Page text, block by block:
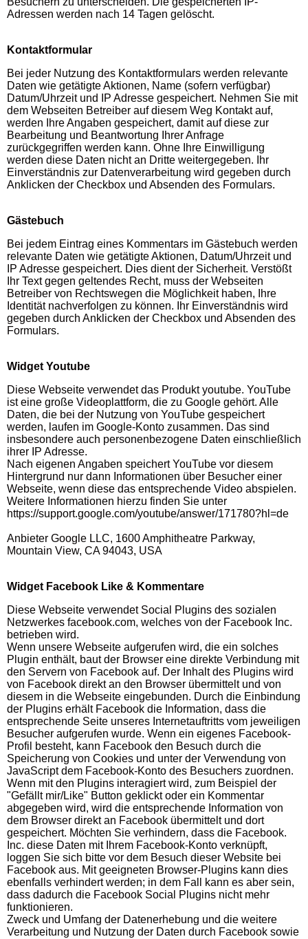
Adressen werden nach 14 Tagen gelöscht.
Kontaktformular
Bei jeder Nutzung des Kontaktformulars werden relevante
Daten wie getätigte Aktionen, Name (sofern verfügbar)
Datum/Uhrzeit und IP Adresse gespeichert. Nehmen Sie mit
dem Webseiten Betreiber auf diesem Weg Kontakt auf,
werden Ihre Angaben gespeichert, damit auf diese zur
Bearbeitung und Beantwortung Ihrer Anfrage
zurückgegriffen werden kann. Ohne Ihre Einwilligung
werden diese Daten nicht an Dritte weitergegeben. Ihr
Einverständnis zur Datenverarbeitung wird gegeben durch
Anklicken der Checkbox und Absenden des Formulars.
Gästebuch
Bei jedem Eintrag eines Kommentars im Gästebuch werden
relevante Daten wie getätigte Aktionen, Datum/Uhrzeit und
IP Adresse gespeichert. Dies dient der Sicherheit. Verstößt
Ihr Text gegen geltendes Recht, muss der Webseiten
Betreiber von Rechtswegen die Möglichkeit haben, Ihre
Identität nachverfolgen zu können. Ihr Einverständnis wird
gegeben durch Anklicken der Checkbox und Absenden des
Formulars.
Widget Youtube
Diese Webseite verwendet das Produkt youtube. YouTube
ist eine große Videoplattform, die zu Google gehört. Alle
Daten, die bei der Nutzung von YouTube gespeichert
werden, laufen im Google-Konto zusammen. Das sind
insbesondere auch personenbezogene Daten einschließlich
ihrer IP Adresse.
Nach eigenen Angaben speichert YouTube vor diesem
Hintergrund nur dann Informationen über Besucher einer
Webseite, wenn diese das entsprechende Video abspielen.
Weitere Informationen hierzu finden Sie unter
https://support.google.com/youtube/answer/171780?hl=de
Anbieter Google LLC, 1600 Amphitheatre Parkway,
Mountain View, CA 94043, USA
Widget Facebook Like & Kommentare
Diese Webseite verwendet Social Plugins des sozialen
Netzwerkes facebook.com, welches von der Facebook Inc.
betrieben wird.
Wenn unsere Webseite aufgerufen wird, die ein solches
Plugin enthält, baut der Browser eine direkte Verbindung mit
den Servern von Facebook auf. Der Inhalt des Plugins wird
von Facebook direkt an den Browser übermittelt und von
diesem in die Webseite eingebunden. Durch die Einbindung
der Plugins erhält Facebook die Information, dass die
entsprechende Seite unseres Internetauftritts vom jeweiligen
Besucher aufgerufen wurde. Wenn ein eigenes Facebook-
Profil besteht, kann Facebook den Besuch durch die
Speicherung von Cookies und unter der Verwendung von
JavaScript dem Facebook-Konto des Besuchers zuordnen.
Wenn mit den Plugins interagiert wird, zum Beispiel der
"Gefällt mir/Like" Button geklickt oder ein Kommentar
abgegeben wird, wird die entsprechende Information von
dem Browser direkt an Facebook übermittelt und dort
gespeichert. Möchten Sie verhindern, dass die Facebook.
Inc. diese Daten mit Ihrem Facebook-Konto verknüpft,
loggen Sie sich bitte vor dem Besuch dieser Website bei
Facebook aus. Mit geeigneten Browser-Plugins kann dies
ebenfalls verhindert werden; in dem Fall kann es aber sein,
dass dadurch die Facebook Social Plugins nicht mehr
funktionieren.
Zweck und Umfang der Datenerhebung und die weitere
Verarbeitung und Nutzung der Daten durch Facebook sowie